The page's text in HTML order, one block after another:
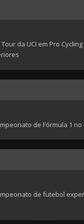
da UCI em Pro
de Fórmula 1
de futebol